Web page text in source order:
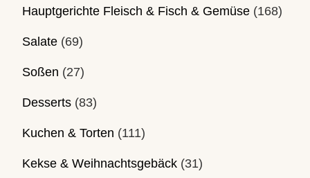
Hauptgerichte Fleisch & Fisch & Gemüse (168)
Salate (69)
Soßen (27)
Desserts (83)
Kuchen & Torten (111)
Kekse & Weihnachtsgebäck (31)